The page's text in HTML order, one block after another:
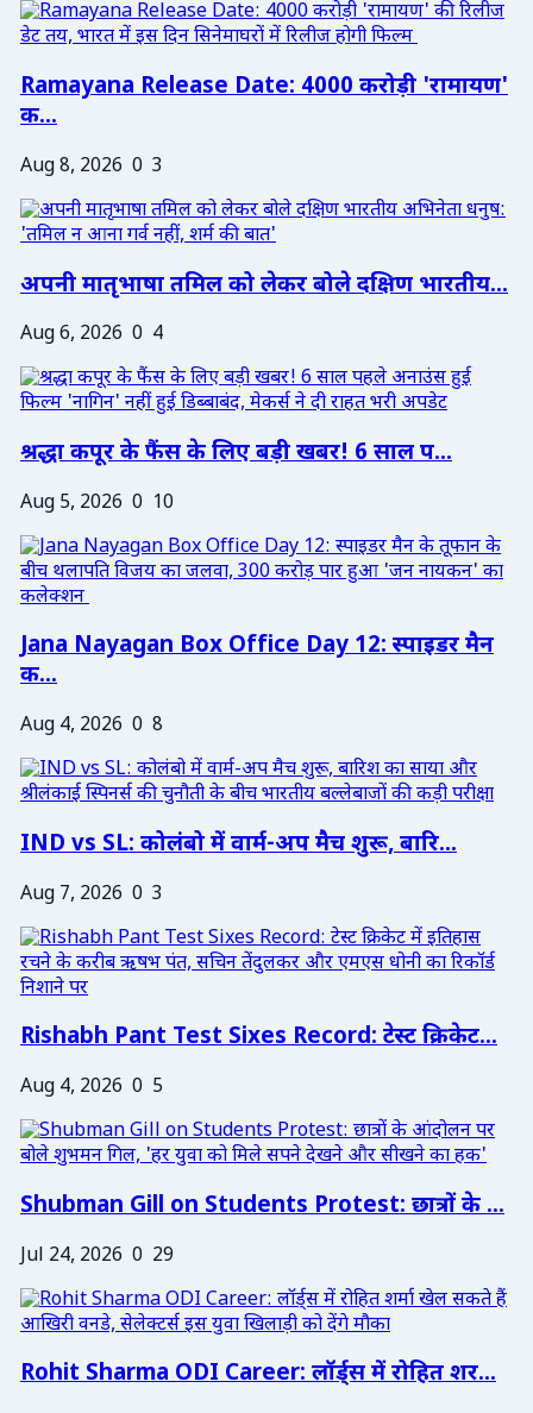
Ramayana Release Date: 4000 करोड़ी 'रामायण'
क...
Aug 8, 2026 0 3
अपनी मातृभाषा तमिल को लेकर बोले दक्षिण भारतीय...
Aug 6, 2026 0 4
श्रद्धा कपूर के फैंस के लिए बड़ी खबर! 6 साल प...
Aug 5, 2026 0 10
Jana Nayagan Box Office Day 12: स्पाइडर मैन
क...
Aug 4, 2026 0 8
IND vs SL: कोलंबो में वार्म-अप मैच शुरू, बारि...
Aug 7, 2026 0 3
Rishabh Pant Test Sixes Record: टेस्ट क्रिकेट...
Aug 4, 2026 0 5
Shubman Gill on Students Protest: छात्रों के ...
Jul 24, 2026 0 29
Rohit Sharma ODI Career: लॉर्ड्स में रोहित शर...